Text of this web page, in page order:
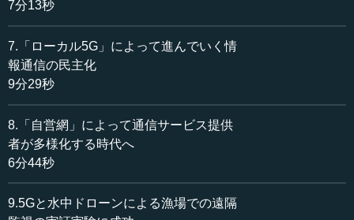
負担になっています。そこで、カキの養殖の進捗を、水中
ドローンを使って遠隔で監視できれば良いのではないかと
いうことで、今回の取り組みが進められました。
●大容量通信だけでなく低遅延性を用いているところ
に特徴がある
5Gの性能のなかでも、大容量通信と低遅延性を使いまし
た。水中ドローンで撮った映像を5Gで伝送し、漁業従事者
が陸地で水中ドローンを操作しながら、その様子を確認す
るという実証実験です。
7分13秒
7.「ローカル5G」によって進んでいく情
報通信の民主化
9分29秒
8.「自営網」によって通信サービス提供
者が多様化する時代へ
6分44秒
9.5Gと水中ドローンによる漁場での遠隔